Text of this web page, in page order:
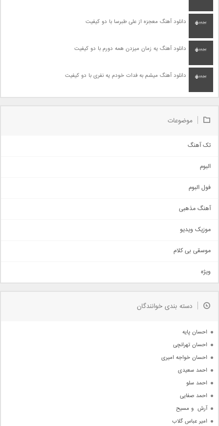
دانلود آهنگ معجزه از علی طبرسا با دو کیفیت
دانلود آهنگ یه زمان میزدن همه دورم با دو کیفیت
دانلود آهنگ میشم به فدات خودم یه نفری با دو کیفیت
موضوعات
تک آهنگ
اجتماعی
حماسی
سنتی
اهنگ بندرعباسی
دمو
مذهبی
جدیدترین ها
البوم
فول البوم
آهنگ مذهبی
موزیک ویدیو
موسقی بی کلام
ویژه
دسته بندی خوانندگان
احسان پایه
احسان تهرانچی
احسان خواجه امیری
احمد سعیدی
احمد سلو
احمد صفایی
آرش  و مسیح
امیر عباس گلاب